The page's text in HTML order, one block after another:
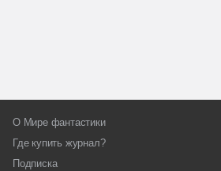
О Мире фантастики
Где купить журнал?
Подписка